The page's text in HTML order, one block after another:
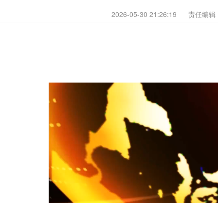
2026-05-30 21:26:19 责任编辑